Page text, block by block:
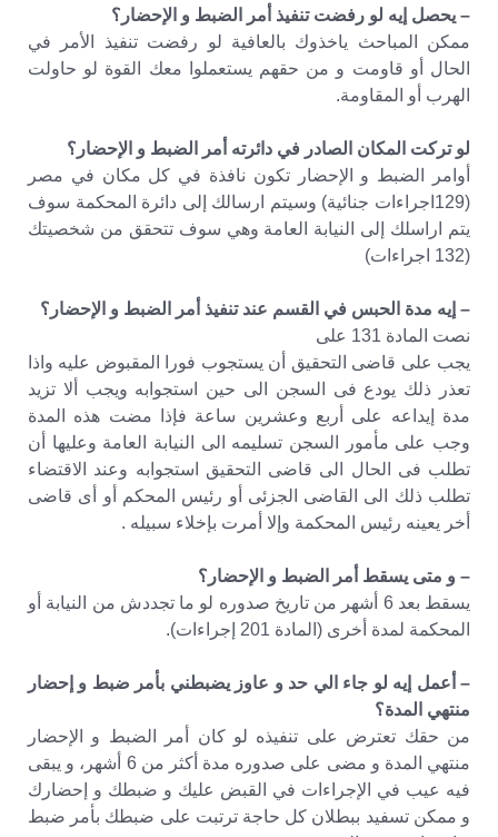
– يحصل إيه لو رفضت تنفيذ أمر الضبط و الإحضار؟
ممكن المباحث ياخذوك بالعافية لو رفضت تنفيذ الأمر في
الحال أو قاومت و من حقهم يستعملوا معك القوة لو حاولت
الهرب أو المقاومة.
لو تركت المكان الصادر في دائرته أمر الضبط و الإحضار؟
أوامر الضبط و الإحضار تكون نافذة في كل مكان في مصر
(129اجراءات جنائية) وسيتم ارسالك إلى دائرة المحكمة سوف
يتم اراسلك إلى النيابة العامة وهي سوف تتحقق من شخصيتك
(132 اجراءات)
– إيه مدة الحبس في القسم عند تنفيذ أمر الضبط و الإحضار؟
نصت المادة 131 على
يجب على قاضى التحقيق أن يستجوب فورا المقبوض عليه واذا
تعذر ذلك يودع فى السجن الى حين استجوابه ويجب ألا تزيد
مدة إيداعه على أربع وعشرين ساعة فإذا مضت هذه المدة
وجب على مأمور السجن تسليمه الى النيابة العامة وعليها أن
تطلب فى الحال الى قاضى التحقيق استجوابه وعند الاقتضاء
تطلب ذلك الى القاضى الجزئى أو رئيس المحكم أو أى قاضى
أخر يعينه رئيس المحكمة وإلا أمرت بإخلاء سبيله .
– و متى يسقط أمر الضبط و الإحضار؟
يسقط بعد 6 أشهر من تاريخ صدوره لو ما تجددش من النيابة أو
المحكمة لمدة أخرى (المادة 201 إجراءات).
– أعمل إيه لو جاء الي حد و عاوز يضبطني بأمر ضبط و إحضار
منتهي المدة؟
من حقك تعترض على تنفيذه لو كان أمر الضبط و الإحضار
منتهي المدة و مضى على صدوره مدة أكثر من 6 أشهر، و يبقى
فيه عيب في الإجراءات في القبض عليك و ضبطك و إحضارك
و ممكن تسفيد ببطلان كل حاجة ترتبت على ضبطك بأمر ضبط